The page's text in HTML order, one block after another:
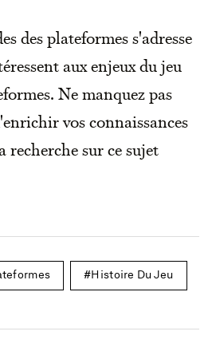
des plateformes s'adresse
aux enjeux du jeu
Ne manquez pas
vos connaissances
recherche sur ce sujet
Histoire Du Jeu